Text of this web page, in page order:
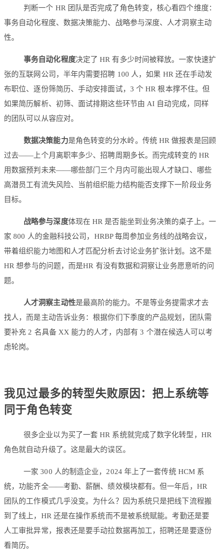
判断一个 HR 团队是否完成了角色转变，核心看四个维度：
事务自动化程度、数据决策能力、战略参与深度、人才洞察主动
性。
事务自动化程度决定了 HR 有多少时间被释放。一家快速扩
张的互联网公司，半年内需要招聘 100 人，如果 HR 还在手动发
布职位、逐份筛简历、手动安排面试，3 个 HR 根本撑不住。但
如果简历解析、初筛、面试排期这些环节由 AI 自动完成，同样
的团队可以从容应对。
数据决策能力是角色转变的分水岭。传统 HR 做报表是回顾
过去——上个月离职率多少、招聘周期多长。而完成转变的 HR
用数据预判未来——哪些部门三个月内可能出现人才缺口、哪些
高潜员工有流失风险、当前组织能力结构能否支撑下一阶段业务
目标。
战略参与深度体现在 HR 是否能坐到业务决策的桌子上。一
家 800 人的金融科技公司，HRBP 每周参加业务线的战略会议，
带着组织能力地图和人才匹配分析去讨论业务扩张计划。这不是
HR 想参与的问题，而是HR 有没有数据和洞察让业务愿意听的问
题。
人才洞察主动性是最高阶的能力。不是等业务提需求才去
找人，而是主动告诉业务：根据你们下季度的产品规划，团队需
要补充 2 名具备 XX 能力的人才，内部有 3 个潜在候选人可以考
虑轮岗。
我见过最多的转型失败原因：把上系统等
同于角色转变
很多企业以为买了一套 HR 系统就完成了数字化转型，HR
角色就自动升级了。这是最大的误区。
一家 300 人的制造企业，2024 年上了一套传统 HCM 系
统，功能齐全——考勤、薪酬、绩效模块都有。但一年后，HR
团队的工作模式几乎没变。为什么？因为系统只是把线下流程搬
到了线上，HR 还是在操作系统而不是被系统赋能。考勤还是要
人工审批异常，报表还是要手动拉数据再加工，招聘还是要逐份
看简历。